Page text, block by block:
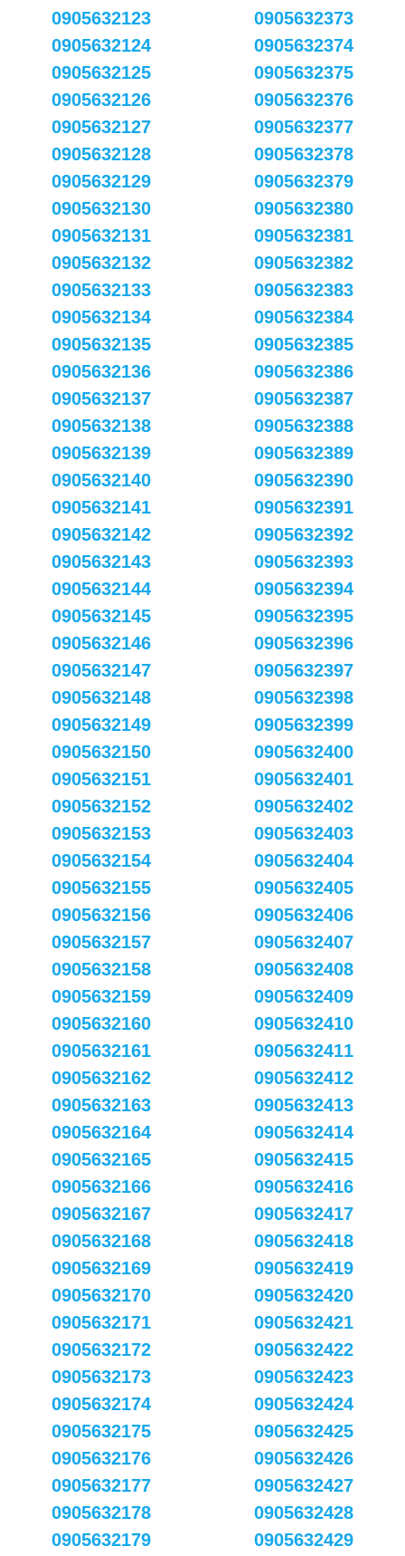
0905632123
0905632124
0905632125
0905632126
0905632127
0905632128
0905632129
0905632130
0905632131
0905632132
0905632133
0905632134
0905632135
0905632136
0905632137
0905632138
0905632139
0905632140
0905632141
0905632142
0905632143
0905632144
0905632145
0905632146
0905632147
0905632148
0905632149
0905632150
0905632151
0905632152
0905632153
0905632154
0905632155
0905632156
0905632157
0905632158
0905632159
0905632160
0905632161
0905632162
0905632163
0905632164
0905632165
0905632166
0905632167
0905632168
0905632169
0905632170
0905632171
0905632172
0905632173
0905632174
0905632175
0905632176
0905632177
0905632178
0905632179
0905632373
0905632374
0905632375
0905632376
0905632377
0905632378
0905632379
0905632380
0905632381
0905632382
0905632383
0905632384
0905632385
0905632386
0905632387
0905632388
0905632389
0905632390
0905632391
0905632392
0905632393
0905632394
0905632395
0905632396
0905632397
0905632398
0905632399
0905632400
0905632401
0905632402
0905632403
0905632404
0905632405
0905632406
0905632407
0905632408
0905632409
0905632410
0905632411
0905632412
0905632413
0905632414
0905632415
0905632416
0905632417
0905632418
0905632419
0905632420
0905632421
0905632422
0905632423
0905632424
0905632425
0905632426
0905632427
0905632428
0905632429